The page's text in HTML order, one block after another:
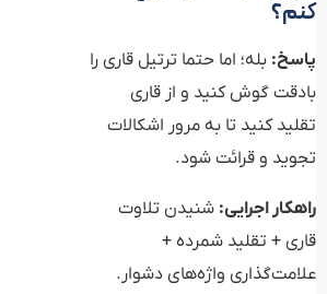
کنم؟
پاسخ: بله؛ اما حتما ترتیل قاری را
بادقت گوش کنید و از قاری
تقلید کنید تا به مرور اشکالات
تجوید و قرائت شود.
راهکار اجرایی: شنیدن تلاوت
قاری + تقلید شمرده +
علامت‌گذاری واژه‌های دشوار.